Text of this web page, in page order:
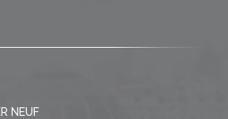
NEUF